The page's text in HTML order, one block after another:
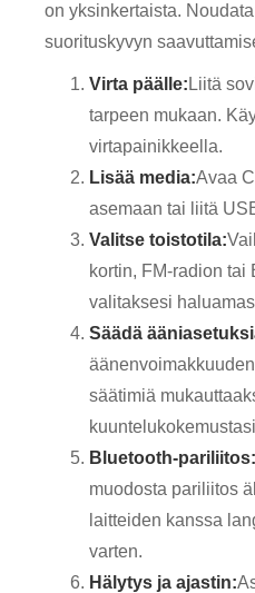
on yksinkertaista.
suorituskyvyn
Virta päälle: Liitä
tarpeen mukaan.
virtapainikkeella.
Lisää media:Avaa
asemaan tai liitä
Valitse toistotila:
kortin, FM-radion tai
valitaksesi
Säädä
säätimiä
Bluetooth-pariliitos:
muodosta pariliitos
laitteiden kanssa
varten.
Hälytys ja ajastin: